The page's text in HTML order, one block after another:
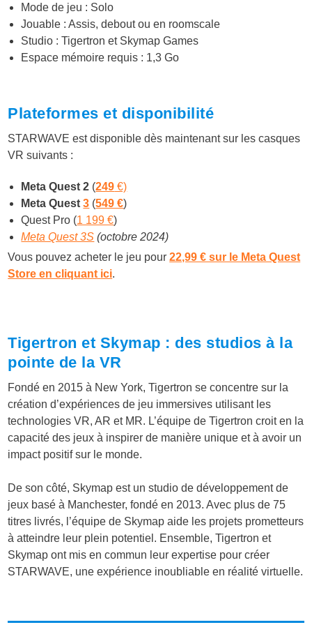
Mode de jeu : Solo
Jouable : Assis, debout ou en roomscale
Studio : Tigertron et Skymap Games
Espace mémoire requis : 1,3 Go
Plateformes et disponibilité
STARWAVE est disponible dès maintenant sur les casques
VR suivants :
Meta Quest 2 (249 €)
Meta Quest3 (549 €)
Quest Pro (1 199 €)
Meta Quest 3S (octobre 2024)
Vous pouvez acheter le jeu pour22,99 € sur le Meta Quest
Store en cliquant ici.
Tigertron et Skymap : des studios à la
pointe de la VR
Fondé en 2015 à New York, Tigertron se concentre sur la
création d’expériences de jeu immersives utilisant les
technologies VR, AR et MR. L’équipe de Tigertron croit en la
capacité des jeux à inspirer de manière unique et à avoir un
impact positif sur le monde.
De son côté, Skymap est un studio de développement de
jeux basé à Manchester, fondé en 2013. Avec plus de 75
titres livrés, l’équipe de Skymap aide les projets prometteurs
à atteindre leur plein potentiel. Ensemble, Tigertron et
Skymap ont mis en commun leur expertise pour créer
STARWAVE, une expérience inoubliable en réalité virtuelle.